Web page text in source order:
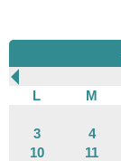
L
M
3
4
10
11